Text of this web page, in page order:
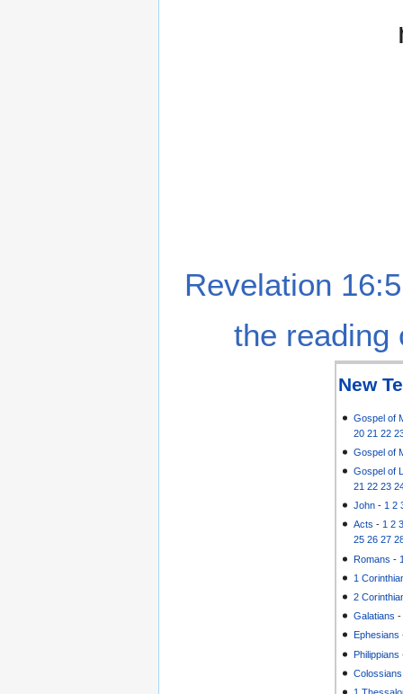
Revelation
the reading
New
Gospel of
20 21 22
Gospel of
Gospel of
21 22 23
John - 1 2
Acts - 1 2
25 26 27
Romans -
1
2
Galatians
Ephesians
Philippians
Colossians